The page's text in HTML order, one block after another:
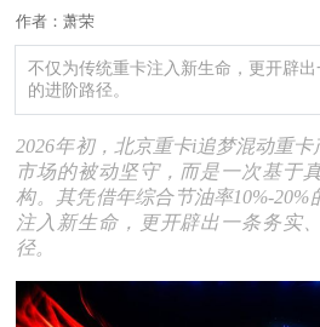
作者：萧荣
不仅为传统重卡注入新生命，更开辟
的进阶路径。
2026年初，北京重卡i追梦混动重
市场的被动坚守，而是一次基于
构。其凭借年综合节油率10%-
注入新生命，更开辟出一条务实
径。